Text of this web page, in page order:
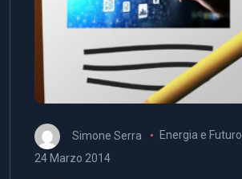
Simone Serra
Energia e Futuro
24 Marzo 2014